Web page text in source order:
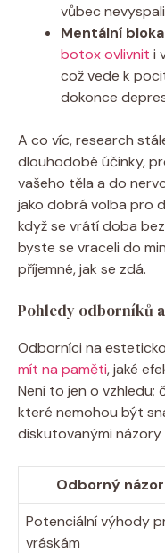
vůbec
Mentální
botox ovlivnit i
což vede k
dokonce
A co víc, research
dlouhodobé účinky,
vašeho těla a do
jako dobrá volba pro
když se vrátí doba
byste se vraceli do
příjemné, jak se zdá.
Pohledy odborníků
Odborníci na
mít na paměti, jaké
Není to jen o vzhledu;
které nemohou být
diskutovanými názory
Odborný názor
Potenciální výhody
vráskám